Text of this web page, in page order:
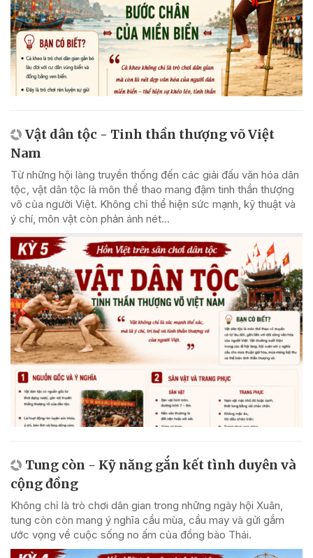
Vật dân tộc - Tinh thần thượng võ Việt
Nam
Từ những hội làng truyền thống đến các giải đấu văn hóa dân
tộc, vật dân tộc là môn thể thao mang đậm tinh thần thượng
võ của người Việt. Không chỉ thể hiện sức mạnh, kỹ thuật và
ý chí, môn vật còn phản ánh nét...
Tung còn - Kỹ năng gắn kết tình duyên và
cộng đồng
Không chỉ là trò chơi dân gian trong những ngày hội Xuân,
tung còn còn mang ý nghĩa cầu mùa, cầu may và gửi gắm
ước vọng về cuộc sống no ấm của đồng bào Thái.